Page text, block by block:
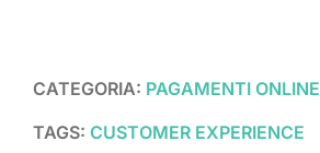
CATEGORIA: PAGAMENTI ONLINE
TAGS: CUSTOMER EXPERIENCE